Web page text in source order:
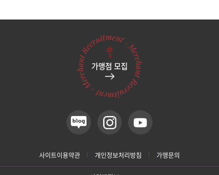
가맹점 모집
사이트이용약관 개인정보처리방침 가맹문의